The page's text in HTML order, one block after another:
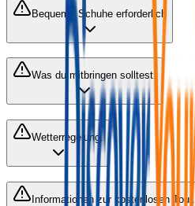
Bequeme Schuhe erforderlich
Was du mitbringen solltest.
Wetterregelung.
Informationen zur kostenlosen Tour.